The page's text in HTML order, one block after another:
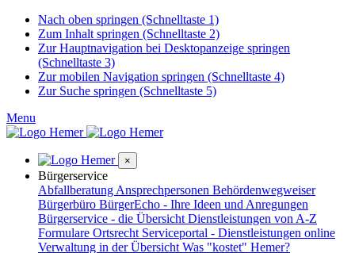
Nach oben springen (Schnelltaste 1)
Zum Inhalt springen (Schnelltaste 2)
Zur Hauptnavigation bei Desktopanzeige springen
(Schnelltaste 3)
Zur mobilen Navigation springen (Schnelltaste 4)
Zur Suche springen (Schnelltaste 5)
Menu
×
Bürgerservice
Abfallberatung Ansprechpersonen Behördenwegweiser
Bürgerbüro BürgerEcho - Ihre Ideen und Anregungen
Bürgerservice - die Übersicht Dienstleistungen von A-Z
Formulare Ortsrecht Serviceportal - Dienstleistungen online
Verwaltung in der Übersicht Was "kostet" Hemer?